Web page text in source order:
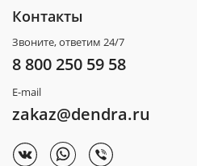
Контакты
Звоните, ответим 24/7
8 800 250 59 58
E-mail
zakaz@dendra.ru